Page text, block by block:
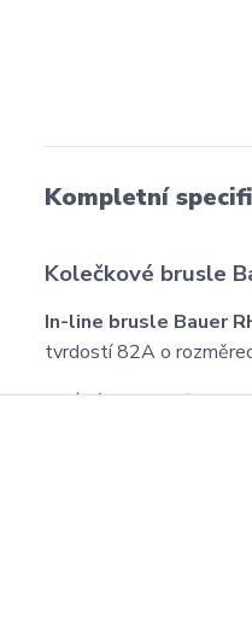
Kompletní
Kolečkové brusle
In-line brusle Bauer
tvrdostí 82A o
Ideální volba na fitness